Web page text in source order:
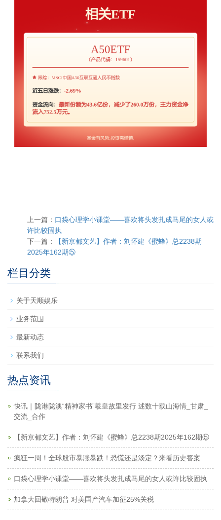
上一篇： 口袋心理学小课堂——喜欢将头发扎成马尾的女人或
许比较固执
下一篇：
【新京都文艺】作者：刘怀建《蜜蜂》总2238期
2025年162期⑤
栏目分类
关于天顺娱乐
业务范围
最新动态
联系我们
热点资讯
快讯｜陇港陇澳“精神家书”羲皇故里发行 述数十载山海情_甘肃_
交流_合作
【新京都文艺】作者：刘怀建《蜜蜂》总2238期2025年162期⑤
疯狂一周！全球股市暴涨暴跌！恐慌还是淡定？来看历史答案
口袋心理学小课堂——喜欢将头发扎成马尾的女人或许比较固执
加拿大回敬特朗普 对美国产汽车加征25%关税